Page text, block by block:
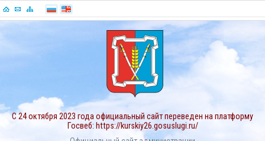
С 24 октября 2023 года официальный сайт переведен на платформу
Госвеб: https://kurskiy26.gosuslugi.ru/